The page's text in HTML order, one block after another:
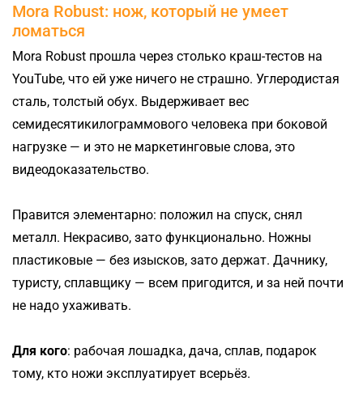
Mora Robust: нож, который не умеет
ломаться
Mora Robust прошла через столько краш-тестов на
YouTube, что ей уже ничего не страшно. Углеродистая
сталь, толстый обух. Выдерживает вес
семидесятикилограммового человека при боковой
нагрузке — и это не маркетинговые слова, это
видеодоказательство.
Правится элементарно: положил на спуск, снял
металл. Некрасиво, зато функционально. Ножны
пластиковые — без изысков, зато держат. Дачнику,
туристу, сплавщику — всем пригодится, и за ней почти
не надо ухаживать.
Для кого: рабочая лошадка, дача, сплав, подарок
тому, кто ножи эксплуатирует всерьёз.